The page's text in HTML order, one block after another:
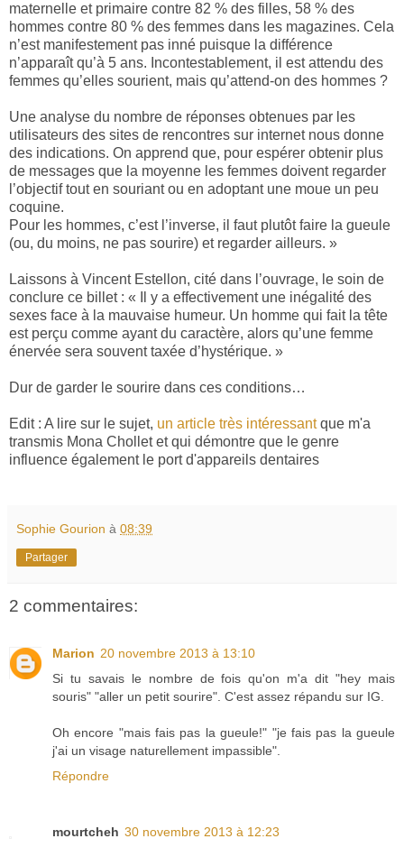
maternelle et primaire contre 82 % des filles, 58 % des
hommes contre 80 % des femmes dans les magazines. Cela
n’est manifestement pas inné puisque la différence
n’apparaît qu’à 5 ans. Incontestablement, il est attendu des
femmes qu’elles sourient, mais qu’attend-on des hommes ?
Une analyse du nombre de réponses obtenues par les
utilisateurs des sites de rencontres sur internet nous donne
des indications. On apprend que, pour espérer obtenir plus
de messages que la moyenne les femmes doivent regarder
l’objectif tout en souriant ou en adoptant une moue un peu
coquine.
Pour les hommes, c’est l’inverse, il faut plutôt faire la gueule
(ou, du moins, ne pas sourire) et regarder ailleurs. »
Laissons à Vincent Estellon, cité dans l’ouvrage, le soin de
conclure ce billet : « Il y a effectivement une inégalité des
sexes face à la mauvaise humeur. Un homme qui fait la tête
est perçu comme ayant du caractère, alors qu’une femme
énervée sera souvent taxée d’hystérique. »
Dur de garder le sourire dans ces conditions…
Edit : A lire sur le sujet, un article très intéressantque m'a
transmis Mona Chollet et qui démontre que le genre
influence également le port d'appareils dentaires
Sophie Gourion à 08:39
Partager
2 commentaires:
Marion 20 novembre 2013 à 13:10
Si tu savais le nombre de fois qu'on m'a dit "hey mais
souris" "aller un petit sourire". C'est assez répandu sur IG.
Oh encore "mais fais pas la gueule!" "je fais pas la gueule
j'ai un visage naturellement impassible".
Répondre
mourtcheh 30 novembre 2013 à 12:23